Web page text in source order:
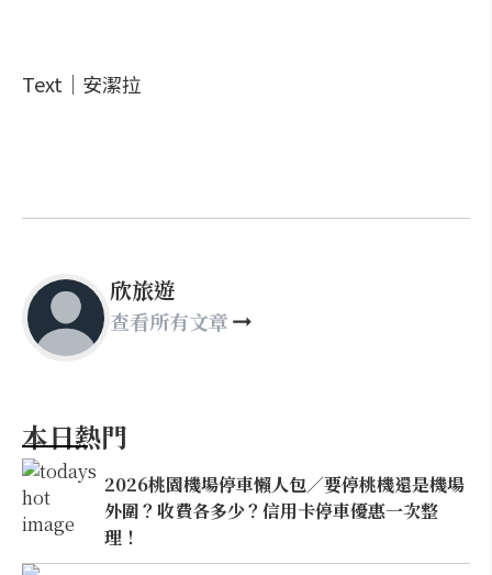
Text｜安潔拉
欣旅遊
查看所有文章
本日熱門
2026桃園機場停車懶人包／要停桃機還是機場
外圍？收費各多少？信用卡停車優惠一次整
理！